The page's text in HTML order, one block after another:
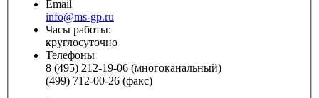
Email
info@ms-gp.ru
Часы работы:
круглосуточно
Телефоны
8 (495) 212-19-06 (многоканальный)
(499) 712-00-26 (факс)